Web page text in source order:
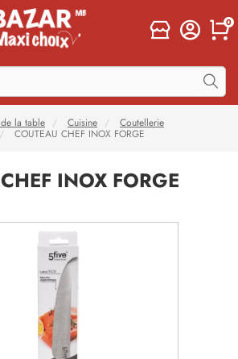
0
la table Cuisine
Coutellerie
COUTEAU CHEF INOX FORGE
INOX FORGE